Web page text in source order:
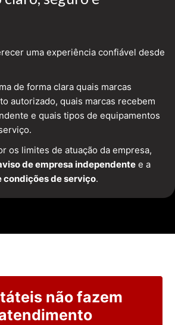
uma experiência confiável desde
de forma clara quais marcas
autorizado, quais marcas recebem
e quais tipos de equipamentos
os limites de atuação da empresa,
de empresa independente e a
condições de serviço.
não fazem